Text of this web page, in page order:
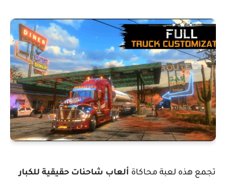
تجمع هذه لعبة محاكاة ألعاب شاحنات حقيقية للكبار